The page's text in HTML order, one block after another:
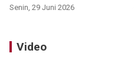
Senin, 29 Juni 2026
Video